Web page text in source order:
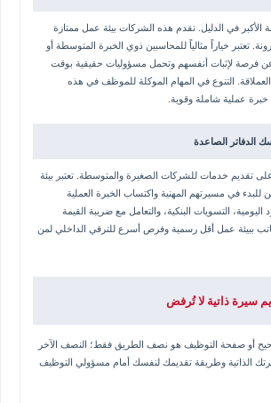
الأكبر في الدليل. تقدم هذه الشركات بيئة عمل ممتازة
تعتبر خياراً مثالياً للمحاسبين ذوي الخبرة المتوسطة أو
عن فرصة لإثبات أنفسهم وتحمل مسؤوليات حقيقية بوقت
التنوع في المهام الموكلة للموظف في هذه
عملية شاملة وقوية.
الدفاتر الصاعدة
تقديم خدمات للشركات الصغيرة والمتوسطة. تعتبر بيئة
للبدء في مسيرتهم المهنية واكتساب الخبرة العملية
اليومية، التسويات البنكية، والتعامل مع ضريبة القيمة
ببيئة عمل أقل رسمية وفرص أسرع للترقي الداخلي لمن
سيرة ذاتية لا تُرفض
أو صفحة التوظيف هو نصف الطريق فقط؛ النصف الآخر
الذاتية وطريقة تقديمك لنفسك أمام مسؤولي التوظيف